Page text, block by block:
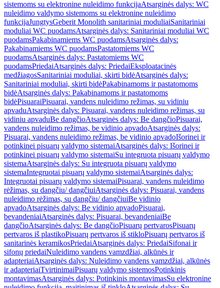
sistemoms su elektronine nuleidimo funkcijaAtsarginės dalys: WC
nuleidimo valdymo sistemoms su elektronine nuleidimo
funkcijaJungtysGeberit Monolith sanitariniai moduliaiSanitariniai
moduliai WC puodamsAtsarginės dalys: Sanitariniai moduliai WC
puodamsPakabinamiems WC puodamsAtsarginės dalys:
Pakabinamiems WC puodamsPastatomiems WC
puodamsAtsarginės dalys: Pastatomiems WC
puodamsPriedaiAtsarginės dalys: PriedaiEksploatacinės
medžiagosSanitariniai moduliai, skirti bidėAtsarginės dalys:
Sanitariniai moduliai, skirti bidėPakabinamoms ir pastatomoms
bidėAtsarginės dalys: Pakabinamoms ir pastatomoms
bidėPisuaraiPisuarai, vandens nuleidimo režimas, su vidiniu
apvaduAtsarginės dalys: Pisuarai, vandens nuleidimo režimas, su
vidiniu apvaduBe dangčioAtsarginės dalys: Be dangčioPisuarai,
vandens nuleidimo režimas, be vidinio apvadoAtsarginės dalys:
Pisuarai, vandens nuleidimo režimas, be vidinio apvadoIšorinei ir
potinkinei pisuarų valdymo sistemaiAtsarginės dalys: Išorinei ir
potinkinei pisuarų valdymo sistemaiSu integruota pisuarų valdymo
sistemaAtsarginės dalys: Su integruota pisuarų valdymo
sistemaIntegruotai pisuarų valdymo sistemaiAtsarginės dalys:
Integruotai pisuarų valdymo sistemaiPisuarai, vandens nuleidimo
rėžimas, su dangčiu/ dangčiuiAtsarginės dalys: Pisuarai, vandens
nuleidimo rėžimas, su dangčiu/ dangčiuiBe vidinio
apvadoAtsarginės dalys: Be vidinio apvadoPisuarai,
bevandeniaiAtsarginės dalys: Pisuarai, bevandeniaiBe
dangčioAtsarginės dalys: Be dangčioPisuarų pertvarosPisuarų
pertvaros iš plastikoPisuarų pertvaros iš stikloPisuarų pertvaros iš
sanitarinės keramikosPriedaiAtsarginės dalys: PriedaiSifonai ir
sifonų priedaiNuleidimo vandens vamzdžiai, alkūnės ir
adapteriaiAtsarginės dalys: Nuleidimo vandens vamzdžiai, alkūnės
ir adapteriaiTvirtinimaiPisuarų valdymo sistemosPotinkinis
montavimasAtsarginės dalys: Potinkinis montavimasSu elektronine